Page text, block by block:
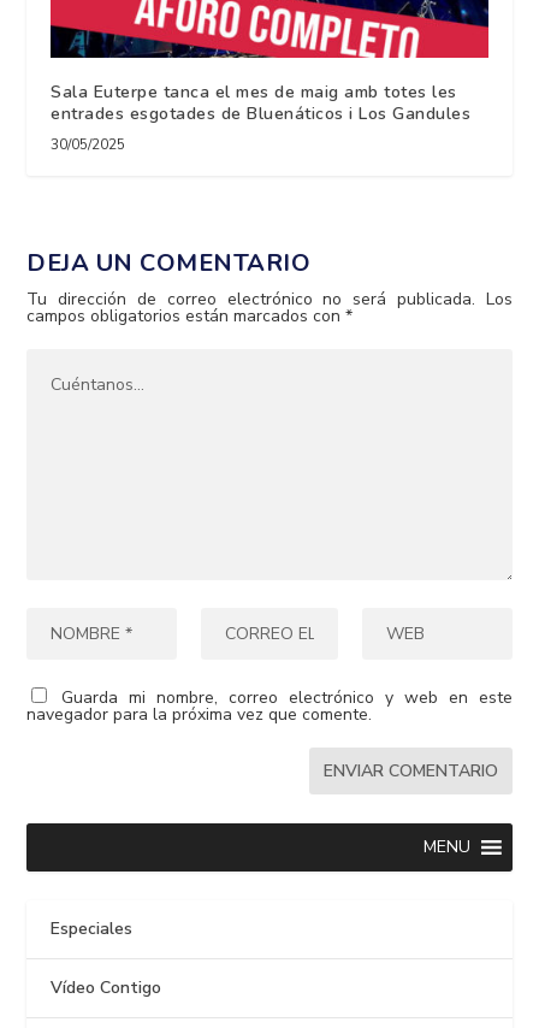
Sala Euterpe tanca el mes de maig amb totes les
entrades esgotades de Bluenáticos i Los Gandules
30/05/2025
DEJA UN COMENTARIO
Tu dirección de correo electrónico no será publicada. Los
campos obligatorios están marcados con*
Guarda mi nombre, correo electrónico y web en este
navegador para la próxima vez que comente.
MENU
Especiales
Vídeo Contigo